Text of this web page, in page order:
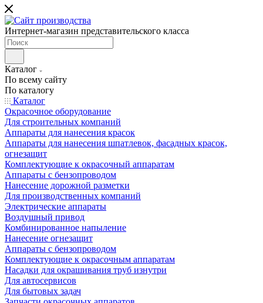
Интернет-магазин представительского класса
Каталог
По всему сайту
По каталогу
Каталог
Окрасочное оборудование
Для строительных компаний
Аппараты для нанесения красок
Аппараты для нанесения шпатлевок, фасадных красок,
огнезащит
Комплектующие к окрасочный аппаратам
Аппараты с бензопроводом
Нанесение дорожной разметки
Для производственных компаний
Электрические аппараты
Воздушный привод
Комбинированное напыление
Нанесение огнезащит
Аппараты с бензопроводом
Комплектующие к окрасочным аппаратам
Насадки для окрашивания труб изнутри
Для автосервисов
Для бытовых задач